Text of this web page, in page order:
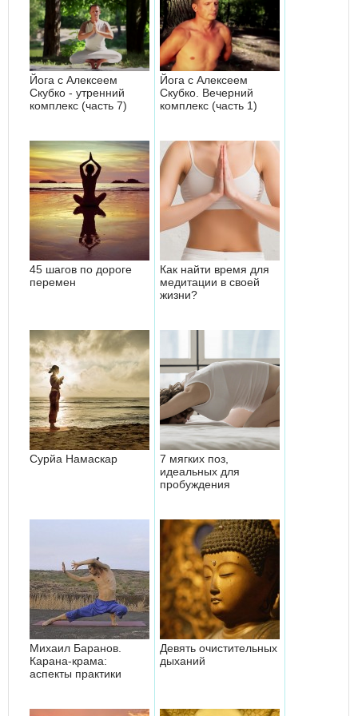
Йога с Алексеем
Скубко - утренний
комплекс (часть 7)
Йога с Алексеем
Скубко. Вечерний
комплекс (часть 1)
45 шагов по дороге
перемен
Как найти время для
медитации в своей
жизни?
Сурйа Намаскар
7 мягких поз,
идеальных для
пробуждения
Михаил Баранов.
Карана-крама:
аспекты практики
Девять очистительных
дыханий